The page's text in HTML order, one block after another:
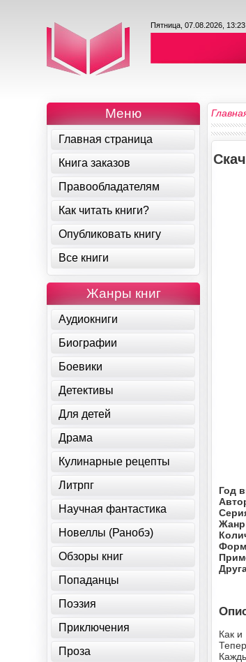
Пятница, 07.08.2026, 13:23
Год
Как
Меню
Главная страница
Книга заказов
Правообладателям
Как читать книги?
Опубликовать книгу
Все книги
Жанры книг
Аудиокниги
Биографии
Боевики
Детективы
Для детей
Драма
Кулинарные рецепты
Литрпг
Научная фантастика
Новеллы (Ранобэ)
Обзоры книг
Попаданцы
Поэзия
Приключения
Проза